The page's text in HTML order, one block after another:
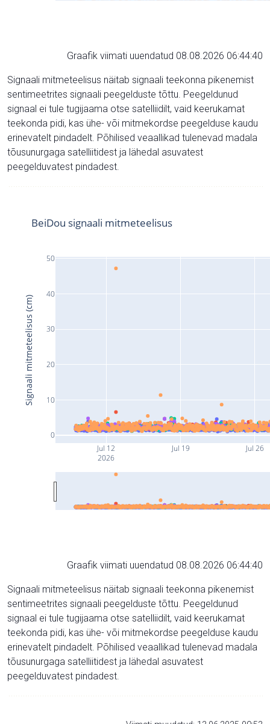
Graafik viimati uuendatud 08.08.2026 06:44:40
Signaali mitmeteelisus näitab signaali teekonna pikenemist
sentimeetrites signaali peegelduste tõttu. Peegeldunud
signaal ei tule tugijaama otse satelliidilt, vaid keerukamat
teekonda pidi, kas ühe- või mitmekordse peegelduse kaudu
erinevatelt pindadelt. Põhilised veaallikad tulenevad madala
tõusunurgaga satelliitidest ja lähedal asuvatest
peegelduvatest pindadest.
Jul 12
2026
Jul 19 Jul 26
0
10
20
30
40
50
BeiDou signaali mitmeteelisus
Signaali mitmeteelisus (cm)
Graafik viimati uuendatud 08.08.2026 06:44:40
Signaali mitmeteelisus näitab signaali teekonna pikenemist
sentimeetrites signaali peegelduste tõttu. Peegeldunud
signaal ei tule tugijaama otse satelliidilt, vaid keerukamat
teekonda pidi, kas ühe- või mitmekordse peegelduse kaudu
erinevatelt pindadelt. Põhilised veaallikad tulenevad madala
tõusunurgaga satelliitidest ja lähedal asuvatest
peegelduvatest pindadest.